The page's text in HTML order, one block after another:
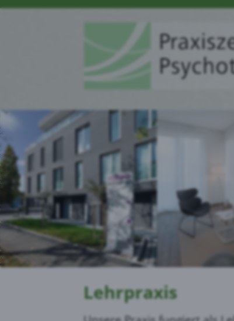
Lehrpraxis